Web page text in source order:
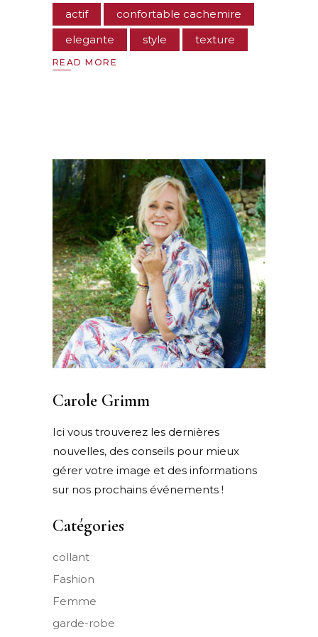
actif
confortable cachemire
elegante
style texture
READ MORE
Carole Grimm
Ici vous trouverez les dernières
nouvelles, des conseils pour mieux
gérer votre image et des informations
sur nos prochains événements !
Catégories
collant
Fashion
Femme
garde-robe